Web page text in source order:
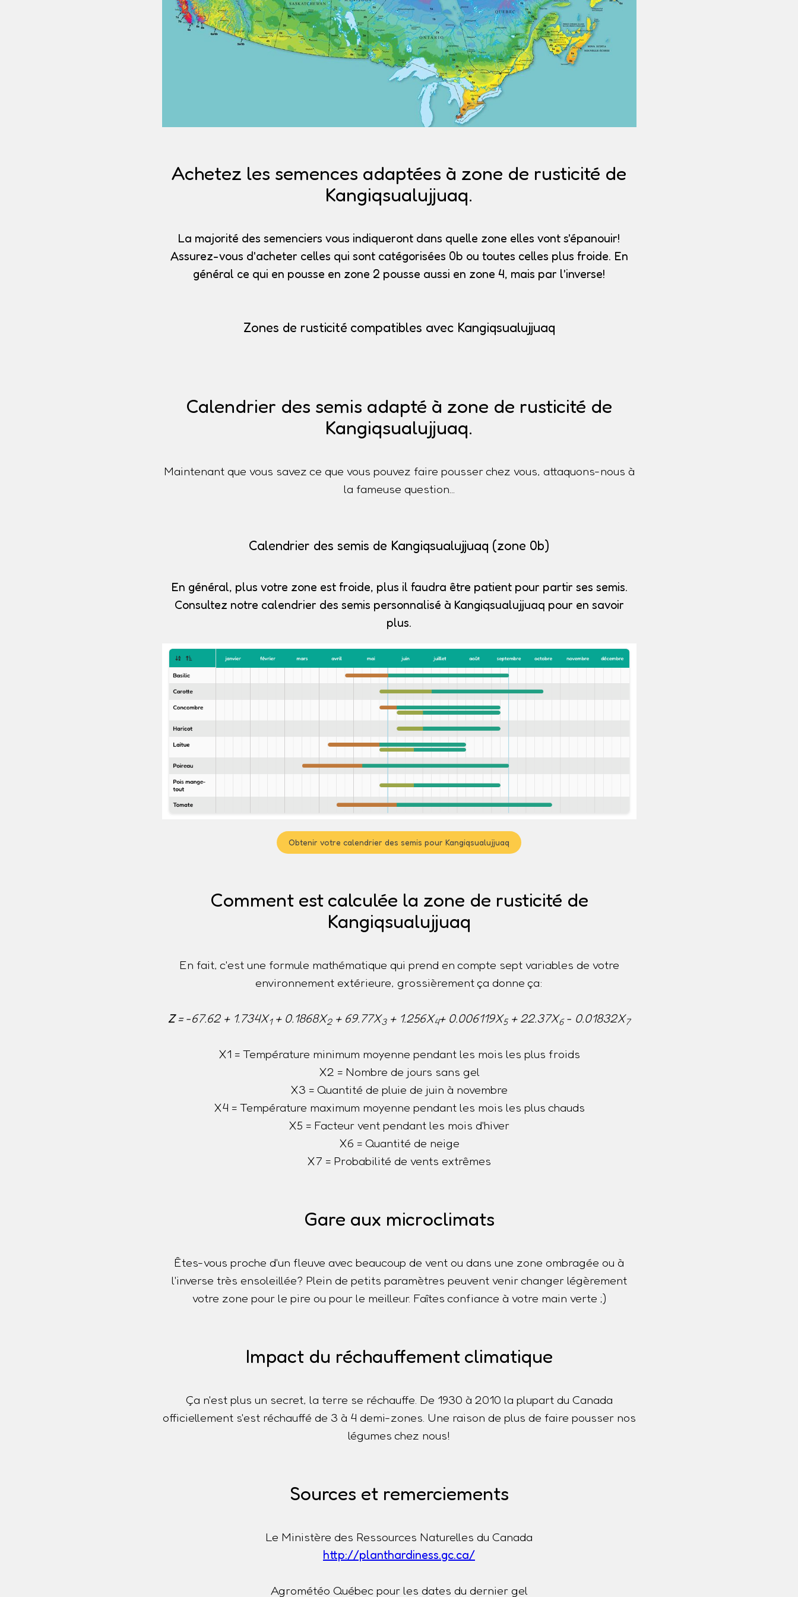
Achetez les semences adaptées à zone de rusticité de
Kangiqsualujjuaq.
La majorité des semenciers vous indiqueront dans quelle zone elles vont s'épanouir!
Assurez-vous d'acheter celles qui sont catégorisées 0b ou toutes celles plus froide. En
général ce qui en pousse en zone 2 pousse aussi en zone 4, mais par l'inverse!
Zones de rusticité compatibles avec Kangiqsualujjuaq
Calendrier des semis adapté à zone de rusticité de
Kangiqsualujjuaq.
Maintenant que vous savez ce que vous pouvez faire pousser chez vous, attaquons-nous à
la fameuse question...
Calendrier des semis de Kangiqsualujjuaq (zone 0b)
En général, plus votre zone est froide, plus il faudra être patient pour partir ses semis.
Consultez notre calendrier des semis personnalisé à Kangiqsualujjuaq pour en savoir
plus.
Obtenir votre calendrier des semis pour Kangiqsualujjuaq
Comment est calculée la zone de rusticité de
Kangiqsualujjuaq
En fait, c'est une formule mathématique qui prend en compte sept variables de votre
environnement extérieure, grossièrement ça donne ça:
Z= -67.62 + 1.734X1+ 0.1868X2+ 69.77X3+ 1.256X4+ 0.006119X5+ 22.37X6- 0.01832X7
X1 = Température minimum moyenne pendant les mois les plus froids
X2 = Nombre de jours sans gel
X3 = Quantité de pluie de juin à novembre
X4 = Température maximum moyenne pendant les mois les plus chauds
X5 = Facteur vent pendant les mois d'hiver
X6 = Quantité de neige
X7 = Probabilité de vents extrêmes
Gare aux microclimats
Êtes-vous proche d'un fleuve avec beaucoup de vent ou dans une zone ombragée ou à
l'inverse très ensoleillée? Plein de petits paramètres peuvent venir changer légèrement
votre zone pour le pire ou pour le meilleur. Faîtes confiance à votre main verte ;)
Impact du réchauffement climatique
Ça n'est plus un secret, la terre se réchauffe. De 1930 à 2010 la plupart du Canada
officiellement s'est réchauffé de 3 à 4 demi-zones. Une raison de plus de faire pousser nos
légumes chez nous!
Sources et remerciements
Le Ministère des Ressources Naturelles du Canada
http://planthardiness.gc.ca/
Agrométéo Québec pour les dates du dernier gel